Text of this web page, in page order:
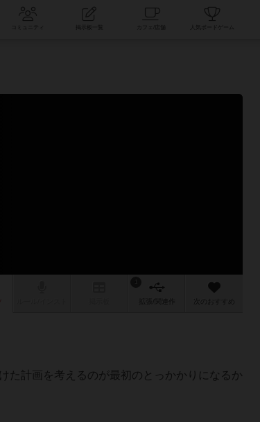
コミュニティ
作 次のおすすめ
た計画を考えるのが最初のとっかかりになるか